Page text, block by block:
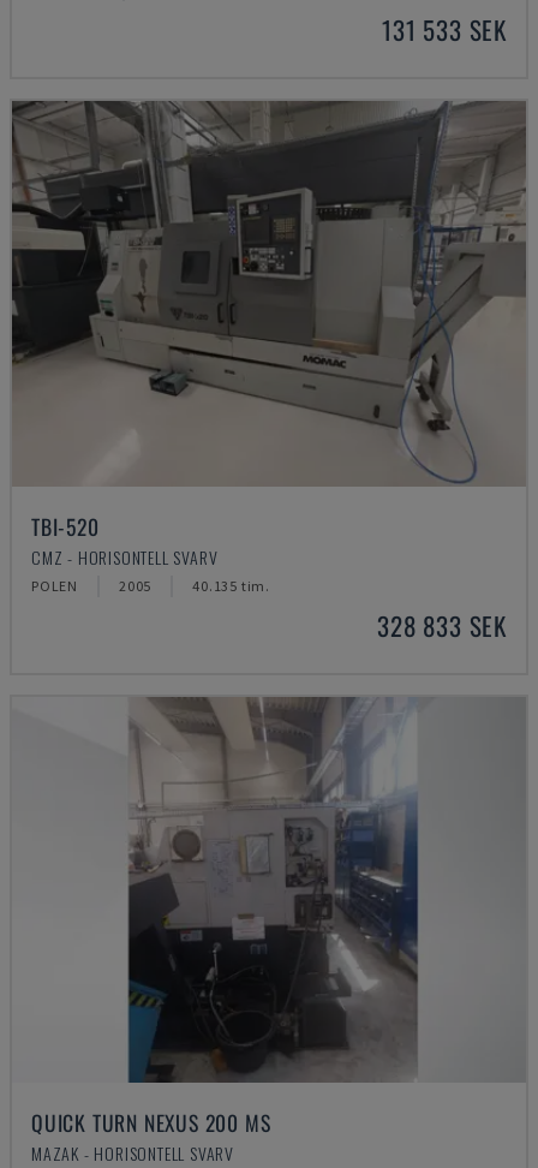
131 533 SEK
TBI-520
CMZ - HORISONTELL SVARV
POLEN 2005 40.135 tim.
328 833 SEK
QUICK TURN NEXUS 200 MS
MAZAK - HORISONTELL SVARV